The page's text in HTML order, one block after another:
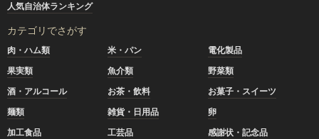
人気自治体ランキング
カテゴリでさがす
肉・ハム類 米・パン
電化製品
果実類
魚介類
野菜類
酒・アルコール
お茶・飲料
お菓子・スイーツ
麺類
雑貨・日用品
卵
加工食品
工芸品
感謝状・記念品